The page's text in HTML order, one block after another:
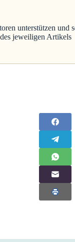
unterstützen
jeweiligen Artikels